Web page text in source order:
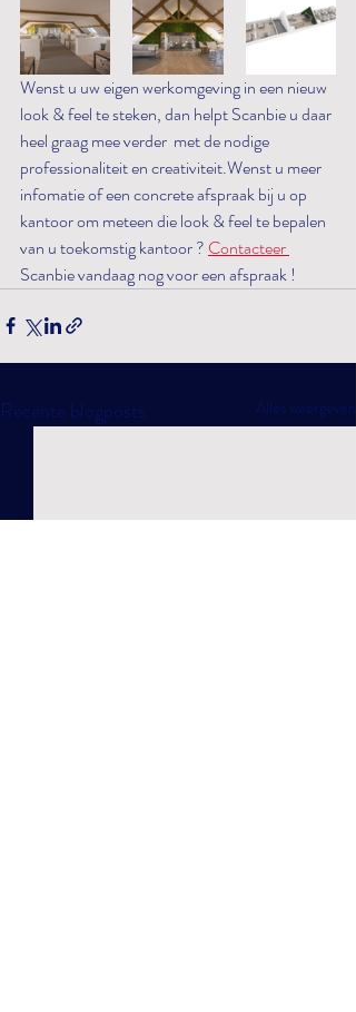
Wenst u uw eigen werkomgeving in een nieuw
look & feel te steken, dan helpt Scanbie u daar
heel graag mee verder  met de nodige
professionaliteit en creativiteit.Wenst u meer
infomatie of een concrete afspraak bij u op
kantoor om meteen die look & feel te bepalen
van u toekomstig kantoor ? Contacteer
Scanbie vandaag nog voor een afspraak !
Recente blogposts Alles weergeven